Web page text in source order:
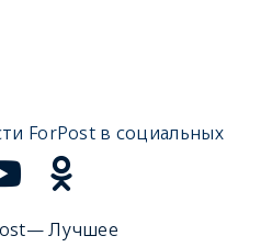
ForPost в социальных
Лучшее